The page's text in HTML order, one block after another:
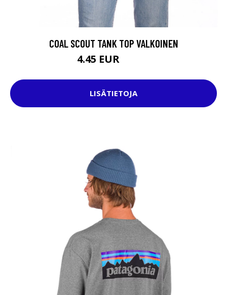
COAL SCOUT TANK TOP VALKOINEN
4.45 EUR
LISÄTIETOJA